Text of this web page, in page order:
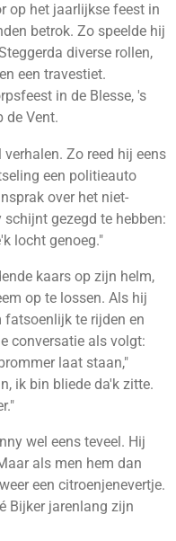
op het jaarlijkse feest in
betrok. Zo speelde hij
diverse rollen,
een travestiet.
in de Blesse, 's
de Vent.
Zo reed hij eens
een politieauto
over het niet-
gezegd te hebben:
locht genoeg."
kaars op zijn helm,
op te lossen. Als hij
te rijden en
conversatie als volgt:
laat staan,"
ik bin bliede da'k zitte.
wel eens teveel. Hij
als men hem dan
een citroenjenevertje.
Bijker jarenlang zijn